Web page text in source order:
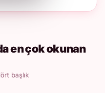
en çok okunan
başlık